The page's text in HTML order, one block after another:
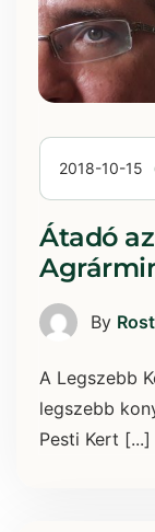
2018-10-15
Átadó az
By
A Legszebb
legszebb
Pesti Kert [...]